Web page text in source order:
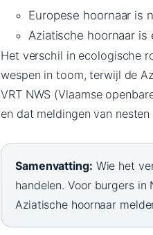
Europese hoornaar is
Aziatische hoornaar
Het verschil in ecologische
wespen in toom, terwijl de
VRT NWS (Vlaamse
en dat meldingen van
Samenvatting: Wie het
handelen. Voor burgers in
Aziatische hoornaar